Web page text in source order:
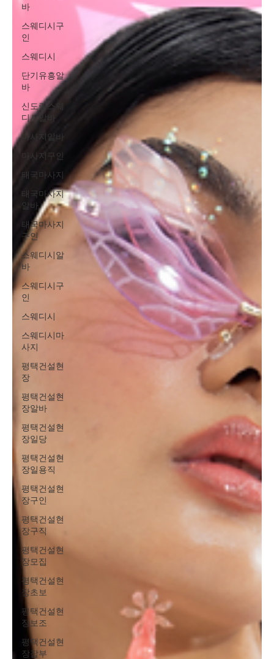
바
스웨디시구
인
스웨디시
단기유흥알
바
신도림스웨
디시알바
마사지알바
마사지구인
태국마사지
태국마사지
알바
태국마사지
구인
스웨디시알
바
스웨디시구
인
스웨디시
스웨디시마
사지
평택건설현
장
평택건설현
장알바
평택건설현
장일당
평택건설현
장일용직
평택건설현
장구인
평택건설현
장구직
평택건설현
장모집
평택건설현
장초보
평택건설현
장보조
평택건설현
장잡부